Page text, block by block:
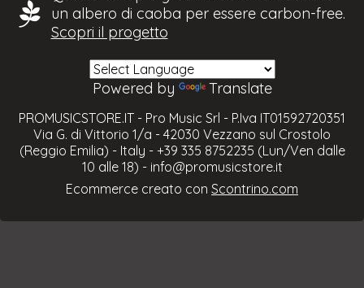
un albero di caoba per essere carbon-free.
Scopri il progetto
Powered by Translate
PROMUSICSTORE.IT - Pro Music Srl - P.Iva IT01592720351
Via G. di Vittorio 1/a - 42030 Vezzano sul Crostolo
(Reggio Emilia) - Italy - +39 335 8752235 (Lun/Ven dalle
10 alle 18) - info@promusicstore.it
Ecommerce creato con Scontrino.com